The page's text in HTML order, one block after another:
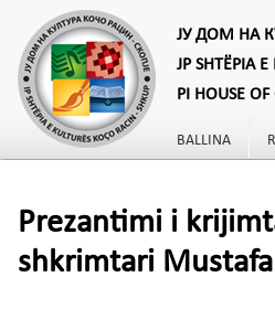
ЈУ ДОМ НА
JP SHTËPIA E
PI HOUSE OF
BALLINA
Prezantimi i
shkrimtari